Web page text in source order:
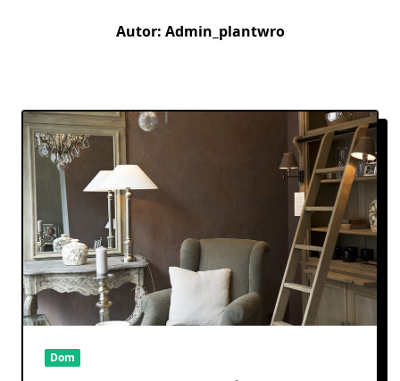
Autor: Admin_plantwro
Dom